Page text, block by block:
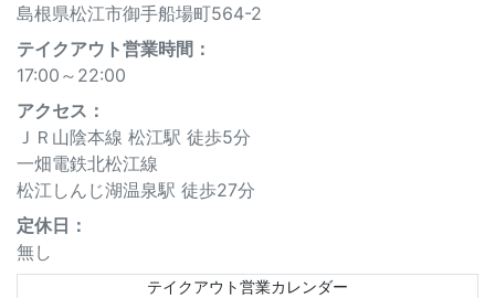
島根県松江市御手船場町564-2
テイクアウト営業時間：
17:00～22:00
アクセス：
ＪＲ山陰本線 松江駅 徒歩5分
一畑電鉄北松江線
松江しんじ湖温泉駅 徒歩27分
定休⽇：
無し
テイクアウト営業カレンダー